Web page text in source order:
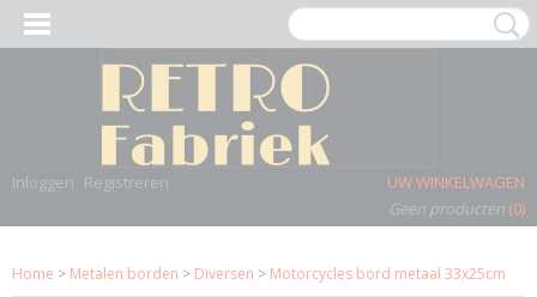
Inloggen Registreren
UW WINKELWAGEN
Geen producten (0)
Home > Metalen borden > Diversen > Motorcycles bord metaal 33x25cm